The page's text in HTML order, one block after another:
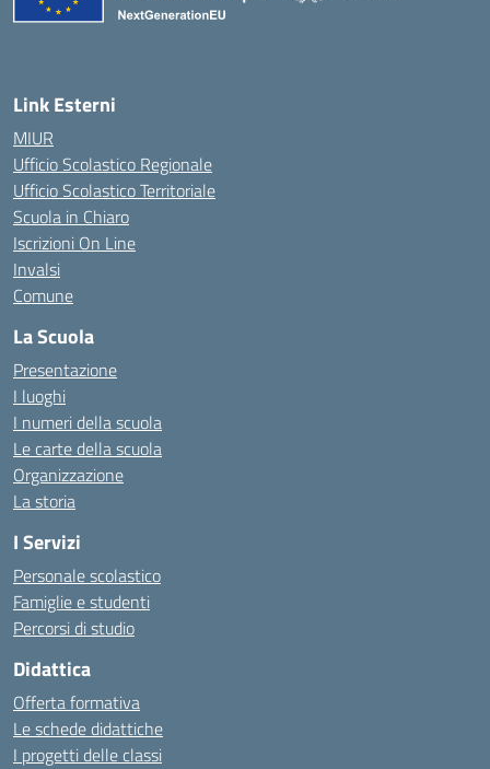
Link Esterni
MIUR
Ufficio Scolastico Regionale
Ufficio Scolastico Territoriale
Scuola in Chiaro
Iscrizioni On Line
Invalsi
Comune
La Scuola
Presentazione
I luoghi
I numeri della scuola
Le carte della scuola
Organizzazione
La storia
I Servizi
Personale scolastico
Famiglie e studenti
Percorsi di studio
Didattica
Offerta formativa
Le schede didattiche
I progetti delle classi